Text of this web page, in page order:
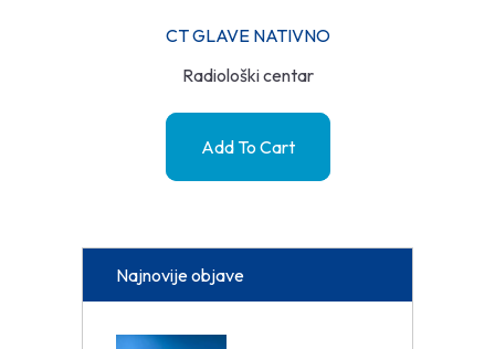
CT GLAVE NATIVNO
Radiološki centar
Add To Cart
Najnovije objave